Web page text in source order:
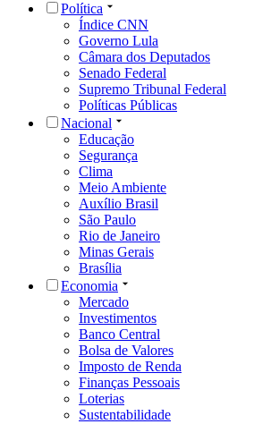
Política
Índice CNN
Governo Lula
Câmara dos Deputados
Senado Federal
Supremo Tribunal Federal
Políticas Públicas
Nacional
Educação
Segurança
Clima
Meio Ambiente
Auxílio Brasil
São Paulo
Rio de Janeiro
Minas Gerais
Brasília
Economia
Mercado
Investimentos
Banco Central
Bolsa de Valores
Imposto de Renda
Finanças Pessoais
Loterias
Sustentabilidade